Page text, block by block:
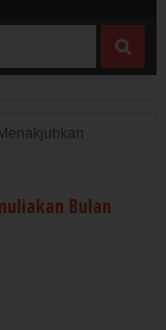
Bulan